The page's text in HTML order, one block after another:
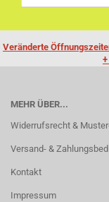
Veränderte
MEHR ÜBER...
Widerrufsrecht &
Versand- &
Kontakt
Impressum